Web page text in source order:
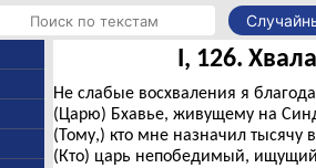
I, 126.
Не слабые восхваления я
(Царю) Бхавье, живущему на
(Тому,) кто мне назначил
(Кто) царь непобедимый,